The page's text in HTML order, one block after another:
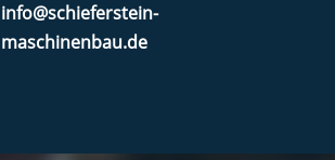
info@schieferstein-
maschinenbau.de